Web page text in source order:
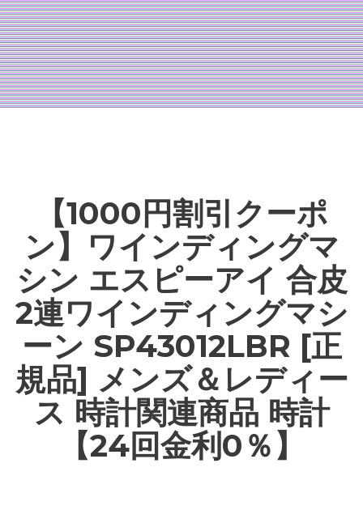
【1000円割引クーポ
ン】ワインディングマ
シン エスピーアイ 合皮
2連ワインディングマシ
ーン SP43012LBR [正
規品] メンズ＆レディー
ス 時計関連商品 時計
【24回金利0％】